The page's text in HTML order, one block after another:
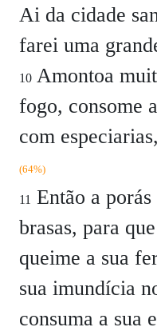
Ai da cidade
farei uma
10 Amontoa
fogo, consome
com
(64%)
11 Então a
brasas, para
queime a sua
sua imundícia
consuma a sua